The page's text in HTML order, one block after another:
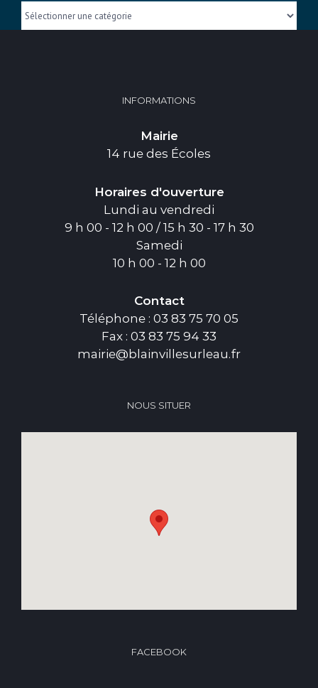
Catégories
INFORMATIONS
Mairie
14 rue des Écoles
Horaires d'ouverture
Lundi au vendredi
9 h 00 - 12 h 00 / 15 h 30 - 17 h 30
Samedi
10 h 00 - 12 h 00
Contact
Téléphone : 03 83 75 70 05
Fax : 03 83 75 94 33
mairie@blainvillesurleau.fr
NOUS SITUER
FACEBOOK